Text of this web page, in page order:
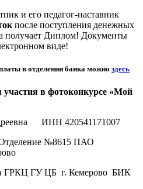
и его педагог-наставник
после поступления денежных
получает Диплом! Документы
виде!
в отделении банка можно здесь
в фотоконкурсе «Мой
ИНН 420541171007
№8615 ПАО
в ГРКЦ ГУ ЦБ г. Кемерово БИК